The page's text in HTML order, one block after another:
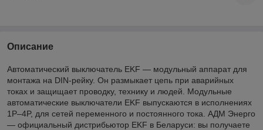
Описание
Автоматический выключатель EKF — модульный аппарат для
монтажа на DIN-рейку. Он размыкает цепь при аварийных
токах и защищает проводку, технику и людей. Модульные
автоматические выключатели EKF выпускаются в исполнениях
1P–4P, для сетей переменного и постоянного тока. АДМ Энерго
— официальный дистрибьютор EKF в Беларуси: вы получаете